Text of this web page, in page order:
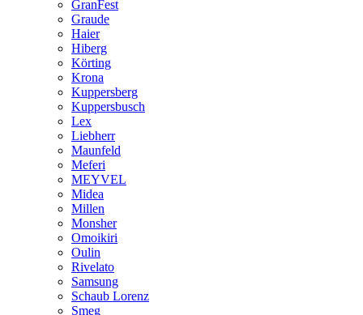
GranFest
Graude
Haier
Hiberg
Körting
Krona
Kuppersberg
Kuppersbusch
Lex
Liebherr
Maunfeld
Meferi
MEYVEL
Midea
Millen
Monsher
Omoikiri
Oulin
Rivelato
Samsung
Schaub Lorenz
Smeg